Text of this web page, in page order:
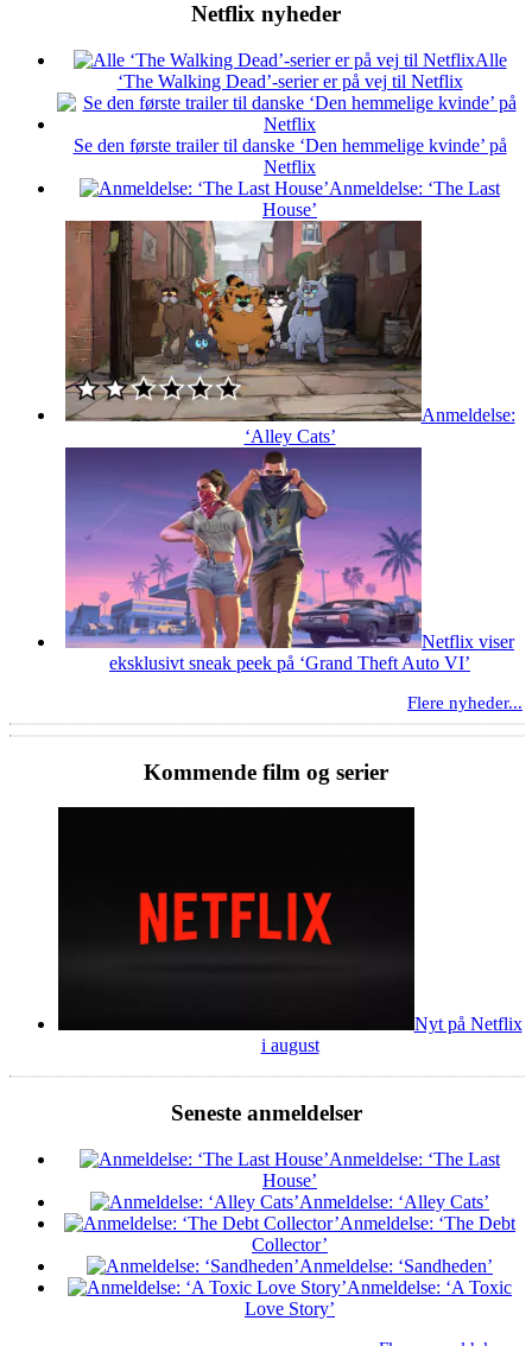
Netflix nyheder
Alle
‘The Walking Dead’-serier er på vej til Netflix
Se den første trailer til danske ‘Den hemmelige kvinde’ på
Netflix
Anmeldelse: ‘The Last
House’
Anmeldelse:
‘Alley Cats’
Netflix viser
eksklusivt sneak peek på ‘Grand Theft Auto VI’
Flere nyheder...
Kommende film og serier
Nyt på Netflix
i august
Seneste anmeldelser
Anmeldelse: ‘The Last
House’
Anmeldelse: ‘Alley Cats’
Anmeldelse: ‘The Debt
Collector’
Anmeldelse: ‘Sandheden’
Anmeldelse: ‘A Toxic
Love Story’